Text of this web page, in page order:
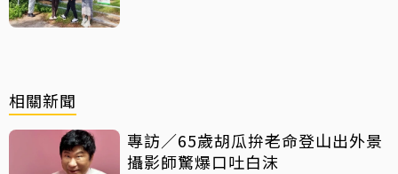
相關新聞
專訪／65歲胡瓜拚老命登山出外景
攝影師驚爆口吐白沫